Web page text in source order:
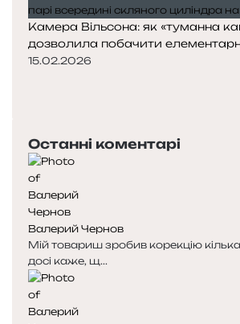
Камера Вільсона: як «туманна
дозволила побачити
15.02.2026
р
е
д
н
я
с
т
о
р
і
н
т
у
п
н
а
с
т
о
р
і
н
Останні коментарі
Валерий Чернов
Мій товариш зробив корекцію
досі каже, щ...